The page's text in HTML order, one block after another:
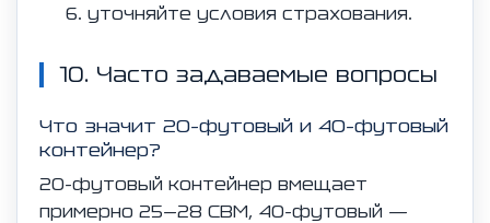
уточняйте условия страхования.
10. Часто задаваемые вопросы
Что значит 20-футовый и 40-футовый
контейнер?
20-футовый контейнер вмещает
примерно 25–28 CBM, 40-футовый —